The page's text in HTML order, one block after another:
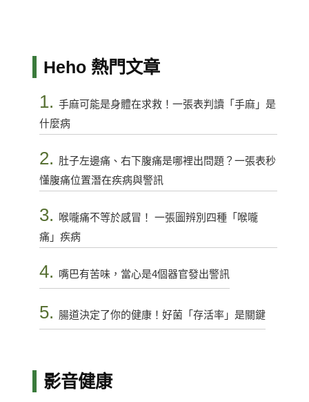
Heho 熱門文章
1. 手麻可能是身體在求救！一張表判讀「手麻」是
什麼病
2. 肚子左邊痛、右下腹痛是哪裡出問題？一張表秒
懂腹痛位置潛在疾病與警訊
3.
喉嚨痛不等於感冒！ 一張圖辨別四種「喉嚨
痛」疾病
4. 嘴巴有苦味，當心是4個器官發出警訊
5. 腸道決定了你的健康！好菌「存活率」是關鍵
影音健康